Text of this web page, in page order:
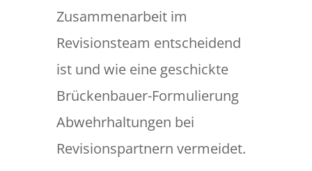
Zusammenarbeit im
Revisionsteam entscheidend
ist und wie eine geschickte
Brückenbauer-Formulierung
Abwehrhaltungen bei
Revisionspartnern vermeidet.